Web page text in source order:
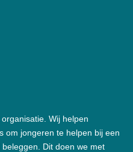
Wij helpen
om jongeren te helpen bij een
Dit doen we met